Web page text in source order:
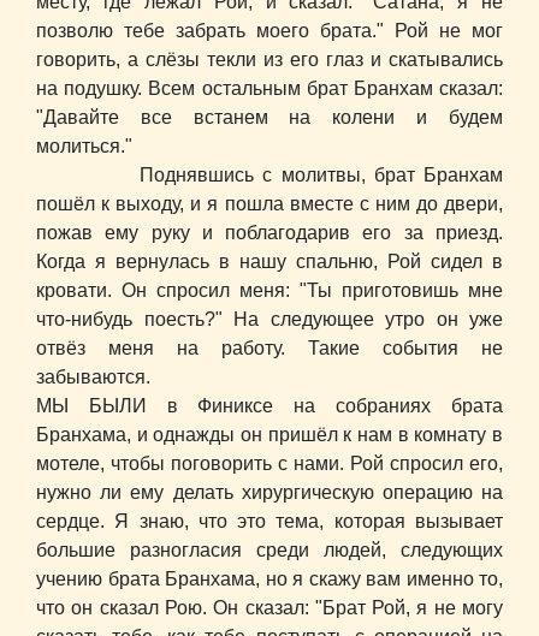
позволю тебе забрать моего брата." Рой не мог
говорить, а слёзы текли из его глаз и скатывались
на подушку. Всем остальным брат Бранхам сказал:
"Давайте все встанем на колени и будем
молиться."
Поднявшись с молитвы, брат Бранхам
пошёл к выходу, и я пошла вместе с ним до двери,
пожав ему руку и поблагодарив его за приезд.
Когда я вернулась в нашу спальню, Рой сидел в
кровати. Он спросил меня: "Ты приготовишь мне
что-нибудь поесть?" На следующее утро он уже
отвёз меня на работу. Такие события не
забываются.
МЫ БЫЛИ в Финиксе на собраниях брата
Бранхама, и однажды он пришёл к нам в комнату в
мотеле, чтобы поговорить с нами. Рой спросил его,
нужно ли ему делать хирургическую операцию на
сердце. Я знаю, что это тема, которая вызывает
большие разногласия среди людей, следующих
учению брата Бранхама, но я скажу вам именно то,
что он сказал Рою. Он сказал: "Брат Рой, я не могу